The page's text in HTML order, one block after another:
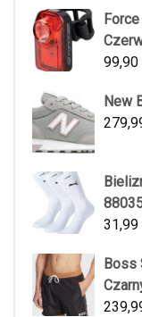
99,90
New
31,99
Boss